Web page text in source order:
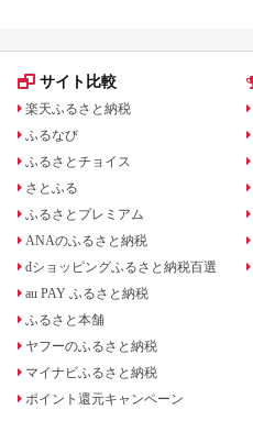
サイト比較
楽天ふるさと納税
ふるなび
ふるさとチョイス
さとふる
ふるさとプレミアム
ANAのふるさと納税
dショッピングふるさと納税百選
au PAY ふるさと納税
ふるさと本舗
ヤフーのふるさと納税
マイナビふるさと納税
ポイント還元キャンペーン